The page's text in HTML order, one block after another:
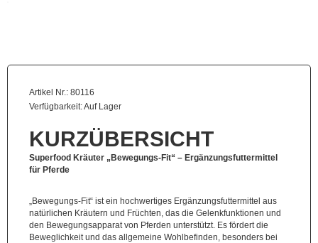
Einzelfutter
Fertigmischungen
Problem?
Lösung!
Angebote
%
Artikel Nr.: 80116
Verfügbarkeit:Auf Lager
KURZÜBERSICHT
Superfood Kräuter „Bewegungs-Fit“ – Ergänzungsfuttermittel
für Pferde
„Bewegungs-Fit“ ist ein hochwertiges Ergänzungsfuttermittel aus
natürlichen Kräutern und Früchten, das die Gelenkfunktionen und
den Bewegungsapparat von Pferden unterstützt. Es fördert die
Beweglichkeit und das allgemeine Wohlbefinden, besonders bei